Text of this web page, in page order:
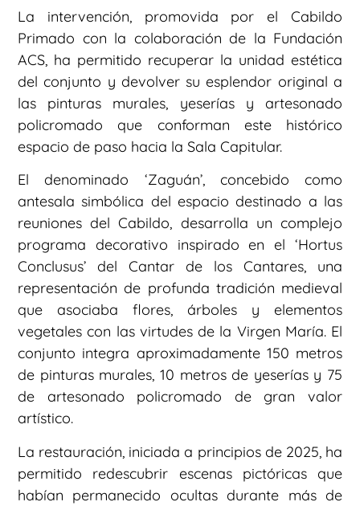
La intervención, promovida por el Cabildo
Primado con la colaboración de la Fundación
ACS, ha permitido recuperar la unidad estética
del conjunto y devolver su esplendor original a
las pinturas murales, yeserías y artesonado
policromado que conforman este histórico
espacio de paso hacia la Sala Capitular.
El denominado ‘Zaguán’, concebido como
antesala simbólica del espacio destinado a las
reuniones del Cabildo, desarrolla un complejo
programa decorativo inspirado en el ‘Hortus
Conclusus’ del Cantar de los Cantares, una
representación de profunda tradición medieval
que asociaba flores, árboles y elementos
vegetales con las virtudes de la Virgen María. El
conjunto integra aproximadamente 150 metros
de pinturas murales, 10 metros de yeserías y 75
de artesonado policromado de gran valor
artístico.
La restauración, iniciada a principios de 2025, ha
permitido redescubrir escenas pictóricas que
habían permanecido ocultas durante más de